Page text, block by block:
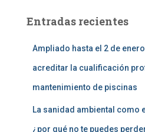
Entradas recientes
Ampliado hasta el 2 de
acreditar la cualificación
mantenimiento de piscinas
La sanidad ambiental como
¿por qué no te puedes